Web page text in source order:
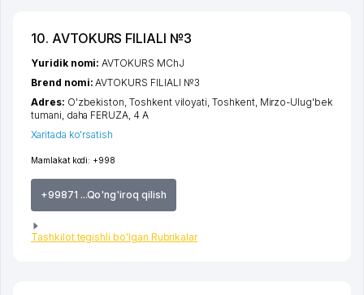
10. AVTOKURS FILIALI №3
Mamlakat kodi: +998
+99871 ...Qo'ng'iroq qilish
Tashkilot tegishli bo'lgan Rubrikalar
Yuridik nomi:AVTOKURS MChJ
Brend nomi:AVTOKURS FILIALI №3
Adres: O'zbekiston,Toshkent viloyati ,Toshkent, Mirzo-Ulug'bek
tumani daha FERUZA , 4 A
Xaritada ko'rsatish